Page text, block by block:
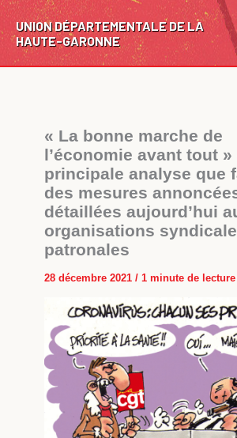
Aller
contenu
UNION DÉPARTEMENTALE DE LA
HAUTE-GARONNE
« La bonne marche de
l’économie avant tout »
principale analyse que
des mesures
détaillées aujourd’hui
organisations
patronales
28 décembre 2021/1 minute de lecture